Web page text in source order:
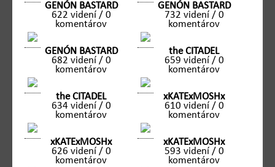
GENÓN BASTARD
622 videní / 0
komentárov
GENÓN BASTARD
732 videní / 0
komentárov
GENÓN BASTARD
682 videní / 0
komentárov
the CITADEL
659 videní / 0
komentárov
the CITADEL
634 videní / 0
komentárov
xKATExMOSHx
610 videní / 0
komentárov
xKATExMOSHx
626 videní / 0
komentárov
xKATExMOSHx
593 videní / 0
komentárov